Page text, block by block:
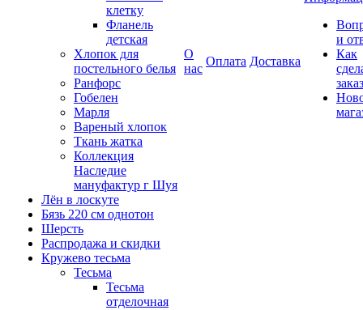
клетку
Фланель
детская
Хлопок для
постельного белья
Ранфорс
Гобелен
Марля
Вареный хлопок
Ткань жатка
Коллекция
Наследие
мануфактур г Шуя
Лён в лоскуте
Бязь 220 см однотон
Шерсть
Распродажа и скидки
Кружево тесьма
Тесьма
Тесьма
отделочная
О
нас
Оплата Доставка
и
Как
заказ